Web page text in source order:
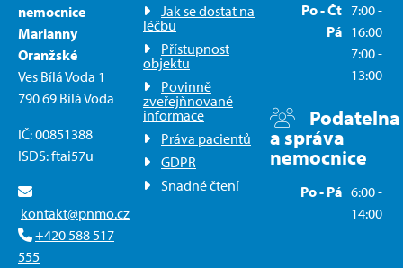
nemocnice
Marianny
Oranžské
Ves Bílá Voda 1
790 69 Bílá Voda
IČ: 00851388
ISDS: ftai57u
kontakt@pnmo.cz
+420 588 517
555
Jak se dostat na
léčbu
Přístupnost
objektu
Povinně
zveřejňnované
informace
Práva pacientů
GDPR
Snadné čtení
Po - Čt
Pá
7:00 -
16:00
7:00 -
13:00
Podatelna
a správa
nemocnice
Po - Pá 6:00 -
14:00